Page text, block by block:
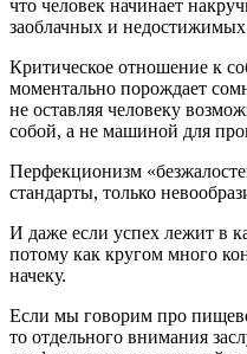
что человек начинает
заоблачных и
Критическое отношение к
моментально порождает
не оставляя человеку
собой, а не машиной для
Перфекционизм
стандарты, только
И даже если успех лежит в
потому как кругом много
начеку.
Если мы говорим про
то отдельного внимания